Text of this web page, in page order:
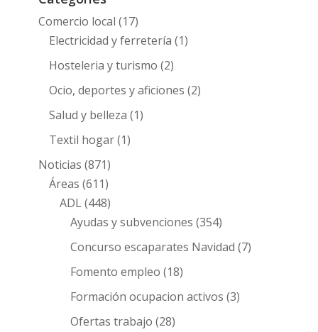
Comercio local (17)
Electricidad y ferretería (1)
Hosteleria y turismo (2)
Ocio, deportes y aficiones (2)
Salud y belleza (1)
Textil hogar(1)
Noticias (871)
Áreas (611)
ADL(448)
Ayudas y subvenciones (354)
Concurso escaparates Navidad (7)
Fomento empleo (18)
Formación ocupacion activos (3)
Ofertas trabajo (28)